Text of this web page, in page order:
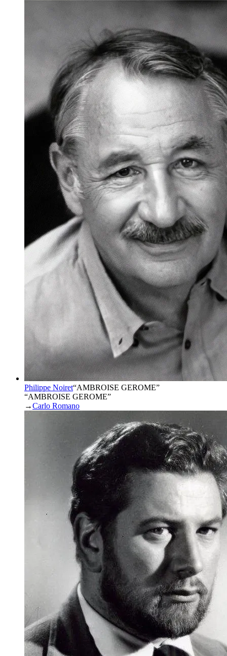
Philippe Noiret“AMBROISE GEROME”
“AMBROISE GEROME”
→Carlo Romano